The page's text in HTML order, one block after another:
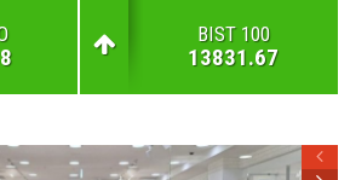
BIST 100
13831.67